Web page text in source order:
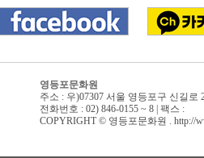
영등포문화원
주소 : 우)07307 서울 영등포구 신길
전화번호 : 02) 846-0155 ~ 8 | 팩스 :
COPYRIGHT © 영등포문화원 . http://